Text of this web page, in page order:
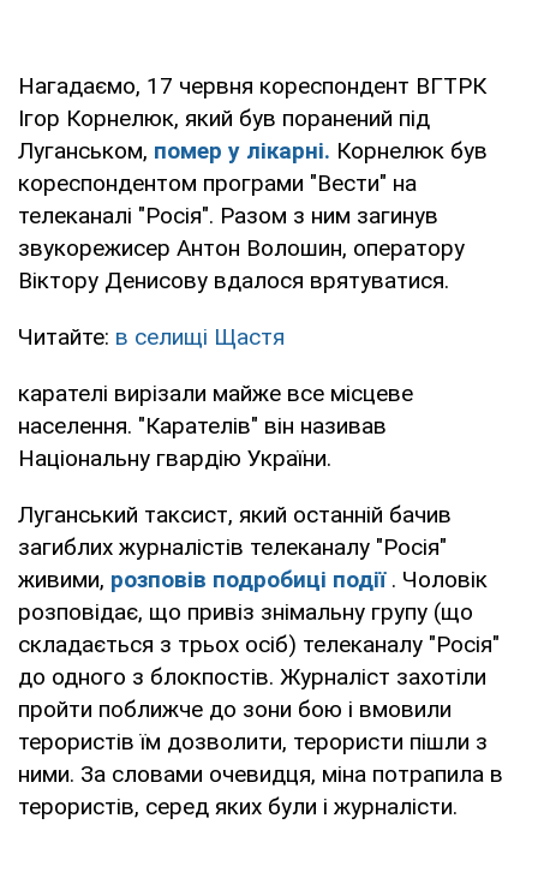
Нагадаємо, 17 червня кореспондент ВГТРК
Ігор Корнелюк, який був поранений під
Луганськом, помер у лікарні. Корнелюк був
кореспондентом програми "Вести" на
телеканалі "Росія". Разом з ним загинув
звукорежисер Антон Волошин, оператору
Віктору Денисову вдалося врятуватися.
Читайте: в селищі Щастя
карателі вирізали майже все місцеве
населення. "Карателів" він називав
Національну гвардію України.
Луганський таксист, який останній бачив
загиблих журналістів телеканалу "Росія"
живими, розповів подробиці події. Чоловік
розповідає, що привіз знімальну групу (що
складається з трьох осіб) телеканалу "Росія"
до одного з блокпостів. Журналіст захотіли
пройти поближче до зони бою і вмовили
терористів їм дозволити, терористи пішли з
ними. За словами очевидця, міна потрапила в
терористів, серед яких були і журналісти.